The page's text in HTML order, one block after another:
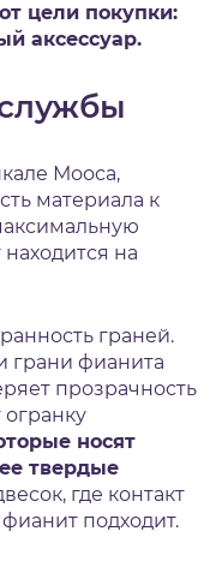
цели покупки:
аксессуар.
Мооса,
материала к
на
граней.
грани фианита
прозрачность
носят
твердые
где контакт
подходит.